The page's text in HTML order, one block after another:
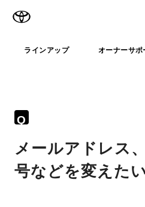
ラインアップ オーナーサポ
Q
メールアドレス
号などを変えたい